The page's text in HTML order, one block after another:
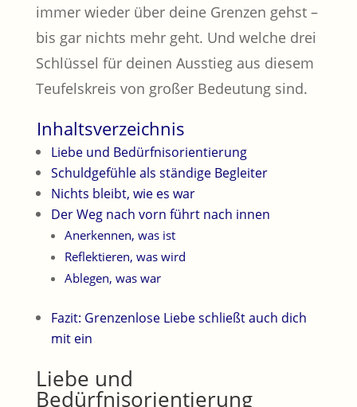
immer wieder über deine Grenzen gehst –
bis gar nichts mehr geht. Und welche drei
Schlüssel für deinen Ausstieg aus diesem
Teufelskreis von großer Bedeutung sind.
Inhaltsverzeichnis
Liebe und Bedürfnisorientierung
Schuldgefühle als ständige Begleiter
Nichts bleibt, wie es war
Der Weg nach vorn führt nach innen
Anerkennen, was ist
Reflektieren, was wird
Ablegen, was war
Fazit: Grenzenlose Liebe schließt auch dich
mit ein
Liebe und
Bedürfnisorientierung